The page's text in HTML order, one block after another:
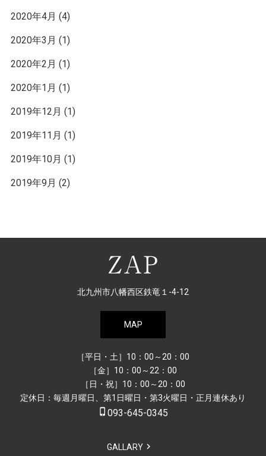
2020年4月 (4)
2020年3月 (1)
2020年2月 (1)
2020年1月 (1)
2019年12月 (1)
2019年11月 (1)
2019年10月 (1)
2019年9月 (2)
北九州市八幡西区鉄竜１-4-12
MAP
［平日・土］10：00～20：00
［金］10：00～22：00
［日・祝］10：00～20：00
定休日：毎週月曜日、第1日曜日・第3火曜日・正月連休あり
phone_iphone 093-645-0345
GALLARY